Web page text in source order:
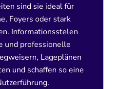
sind sie ideal für
Foyers oder stark
Informationsstelen
und professionelle
Lageplänen
und schaffen so eine